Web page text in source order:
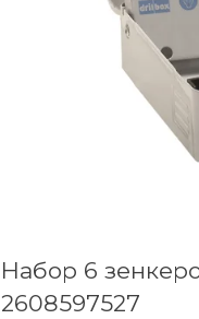
Набор 6
2608597527